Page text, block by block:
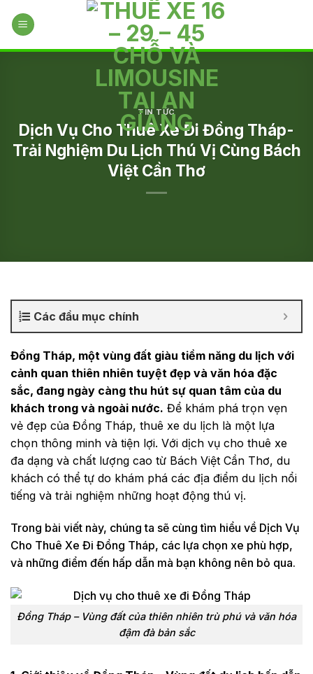
TIN TỨC
Dịch Vụ Cho Thuê Xe Đi Đồng Tháp-
Trải Nghiệm Du Lịch Thú Vị Cùng Bách
Việt Cần Thơ
Các đầu mục chính
Đồng Tháp, một vùng đất giàu tiềm năng du lịch với
cảnh quan thiên nhiên tuyệt đẹp và văn hóa đặc
sắc, đang ngày càng thu hút sự quan tâm của du
khách trong và ngoài nước. Để khám phá trọn vẹn
vẻ đẹp của Đồng Tháp, thuê xe du lịch là một lựa
chọn thông minh và tiện lợi. Với dịch vụ cho thuê xe
đa dạng và chất lượng cao từ Bách Việt Cần Thơ, du
khách có thể tự do khám phá các địa điểm du lịch nổi
tiếng và trải nghiệm những hoạt động thú vị.
Trong bài viết này, chúng ta sẽ cùng tìm hiểu về Dịch Vụ
Cho Thuê Xe Đi Đồng Tháp, các lựa chọn xe phù hợp,
và những điểm đến hấp dẫn mà bạn không nên bỏ qua.
Đồng Tháp – Vùng đất của thiên nhiên trù phú và văn hóa
đậm đà bản sắc